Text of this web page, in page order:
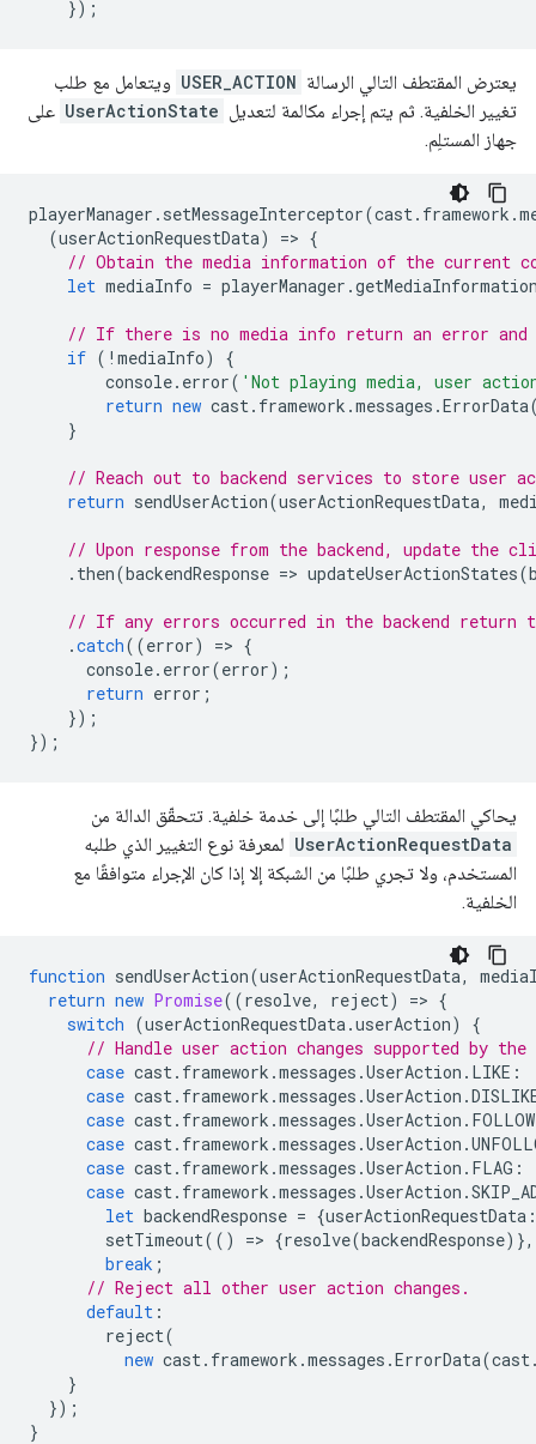
});
يعترض المقتطف التالي الرسالة USER_ACTION ويتعامل مع طلب
تغيير الخلفية. ثم يتم إجراء مكالمة لتعديل UserActionState على
جهاز المستلِم.
playerManager . setMessageInterceptor(cast. framework .
(userActionRequestData) => {
// Obtain the media information of the current
let mediaInfo = playerManager .
// If there is no media info return an error and
if ( ! mediaInfo)
{
console. error( 'Not playing media, user
return new cast. framework .messages .ErrorData
}
// Reach out to backend services to store user
return sendUserAction(userActionRequestData,
// Upon response from the backend, update the
. then(backendResponse => updateUserActionStates(
// If any errors occurred in the backend return
.catch((error) => {
console. error(error);
return error ;
});
});
يحاكي المقتطف التالي طلبًا إلى خدمة خلفية. تتحقّق الدالة من
UserActionRequestData لمعرفة نوع التغيير الذي طلبه
المستخدم، ولا تجري طلبًا من الشبكة إلا إذا كان الإجراء متوافقًا مع
الخلفية.
function sendUserAction(userActionRequestData,
return new Promise((resolve, reject) => {
switch (userActionRequestData.userAction)
{
// Handle user action changes supported by the
case cast. framework .messages .UserAction . LIKE :
case cast. framework .messages .UserAction .
case cast. framework .messages .UserAction . FOLLOW
case cast. framework .messages .UserAction .
case cast. framework .messages .UserAction . FLAG :
case cast. framework .messages .UserAction .
let backendResponse = {userActionRequestData :
setTimeout(() => {resolve(backendResponse)},
break ;
// Reject all other user action changes.
default :
reject(
new cast. framework .messages .ErrorData(cast
}
});
}